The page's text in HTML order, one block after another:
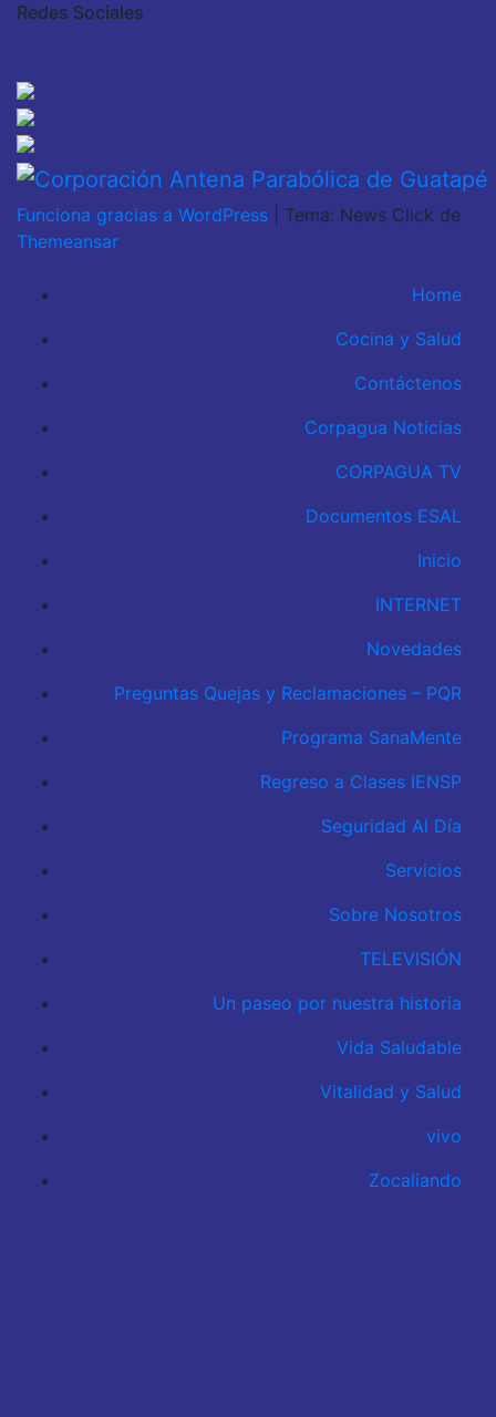
Redes Sociales
Funciona gracias a WordPress
Tema: News Click de
Themeansar
Home
Cocina y Salud
Contáctenos
Corpagua Noticias
CORPAGUA TV
Documentos ESAL
Inicio
INTERNET
Novedades
Preguntas Quejas y Reclamaciones – PQR
Programa SanaMente
Regreso a Clases IENSP
Seguridad Al Día
Servicios
Sobre Nosotros
TELEVISIÓN
Un paseo por nuestra historia
Vida Saludable
Vitalidad y Salud
vivo
Zocaliando